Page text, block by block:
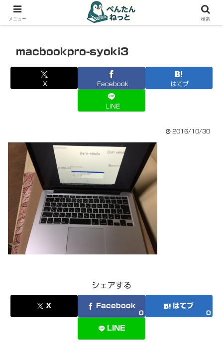
PCやガジェットの備忘録
macbookpro-syoki3
X Facebook はてブ
LINE
2016/10/30
シェアする
X Facebook
0
はてブ
0
LINE
メニュー 検索